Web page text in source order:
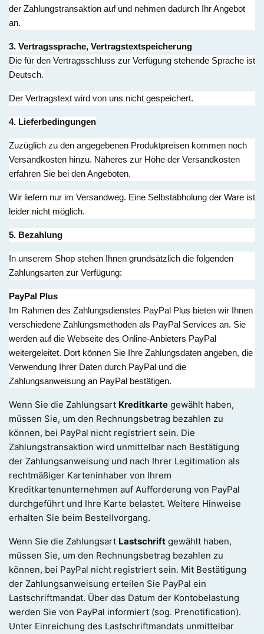
der Zahlungstransaktion auf und nehmen dadurch Ihr Angebot
an.
3. Vertragssprache, Vertragstextspeicherung
Die für den Vertragsschluss zur Verfügung stehende Sprache ist
Deutsch.
Der Vertragstext wird von uns nicht gespeichert.
4. Lieferbedingungen
Zuzüglich zu den angegebenen Produktpreisen kommen noch
Versandkosten hinzu. Näheres zur Höhe der Versandkosten
erfahren Sie bei den Angeboten.
Wir liefern nur im Versandweg. Eine Selbstabholung der Ware ist
leider nicht möglich.
5. Bezahlung
In unserem Shop stehen Ihnen grundsätzlich die folgenden
Zahlungsarten zur Verfügung:
PayPal Plus
Im Rahmen des Zahlungsdienstes PayPal Plus bieten wir Ihnen
verschiedene Zahlungsmethoden als PayPal Services an. Sie
werden auf die Webseite des Online-Anbieters PayPal
weitergeleitet. Dort können Sie Ihre Zahlungsdaten angeben, die
Verwendung Ihrer Daten durch PayPal und die
Zahlungsanweisung an PayPal bestätigen.
Wenn Sie die Zahlungsart Kreditkarte gewählt haben,
müssen Sie, um den Rechnungsbetrag bezahlen zu
können, bei PayPal nicht registriert sein. Die
Zahlungstransaktion wird unmittelbar nach Bestätigung
der Zahlungsanweisung und nach Ihrer Legitimation als
rechtmäßiger Karteninhaber von Ihrem
Kreditkartenunternehmen auf Aufforderung von PayPal
durchgeführt und Ihre Karte belastet. Weitere Hinweise
erhalten Sie beim Bestellvorgang.
Wenn Sie die Zahlungsart Lastschrift gewählt haben,
müssen Sie, um den Rechnungsbetrag bezahlen zu
können, bei PayPal nicht registriert sein. Mit Bestätigung
der Zahlungsanweisung erteilen Sie PayPal ein
Lastschriftmandat. Über das Datum der Kontobelastung
werden Sie von PayPal informiert (sog. Prenotification).
Unter Einreichung des Lastschriftmandats unmittelbar